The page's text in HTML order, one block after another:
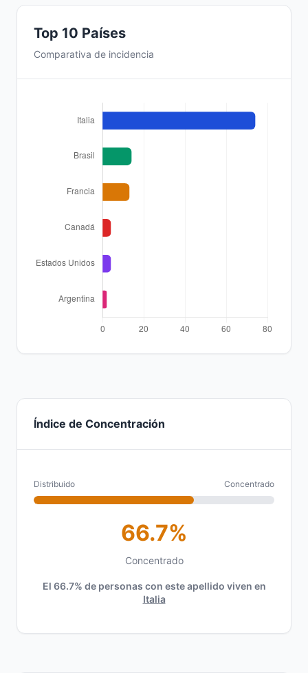
Top 10 Países
Comparativa de incidencia
Índice de Concentración
Distribuido Concentrado
66.7%
Concentrado
El 66.7% de personas con este apellido viven en
Italia